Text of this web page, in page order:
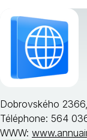
Afficher toutes les
Choisissez une
Dobrovského
Téléphone: 564
WWW: